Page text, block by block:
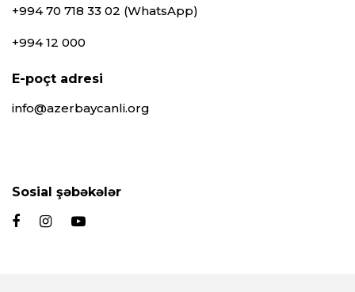
+994 70 718 33 02 (WhatsApp)
+994 12 000
E-poçt adresi
info@azerbaycanli.org
Sosial şəbəkələr